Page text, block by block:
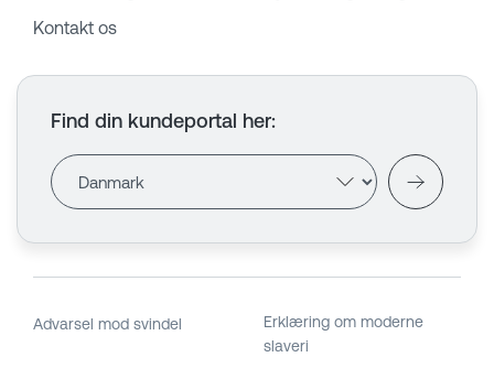
Kontakt os
Find din kundeportal her:
Advarsel mod svindel
Erklæring om moderne
slaveri